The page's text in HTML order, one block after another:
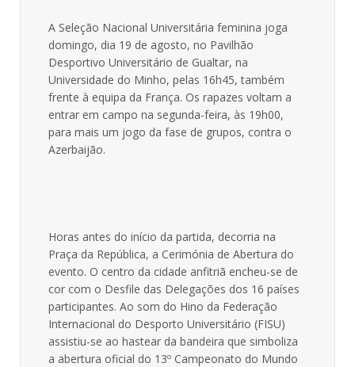
A Seleção Nacional Universitária feminina joga
domingo, dia 19 de agosto, no Pavilhão
Desportivo Universitário de Gualtar, na
Universidade do Minho, pelas 16h45, também
frente à equipa da França. Os rapazes voltam a
entrar em campo na segunda-feira, às 19h00,
para mais um jogo da fase de grupos, contra o
Azerbaijão.
Horas antes do início da partida, decorria na
Praça da República, a Cerimónia de Abertura do
evento. O centro da cidade anfitriã encheu-se de
cor com o Desfile das Delegações dos 16 países
participantes. Ao som do Hino da Federação
Internacional do Desporto Universitário (FISU)
assistiu-se ao hastear da bandeira que simboliza
a abertura oficial do 13º Campeonato do Mundo